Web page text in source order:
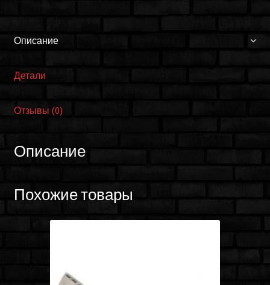
Описание
Детали
Отзывы (0)
Описание
Похожие товары